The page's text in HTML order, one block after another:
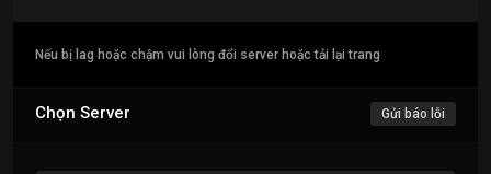
Nếu bị lag hoặc chậm vui lòng đổi server hoặc tải lại trang
Chọn Server Gửi báo lỗi